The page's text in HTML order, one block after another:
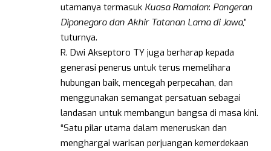
utamanya termasuk Kuasa Ramalan: Pangeran
Diponegoro dan Akhir Tatanan Lama di Jawa,”
tuturnya.
R. Dwi Akseptoro TY juga berharap kepada
generasi penerus untuk terus memelihara
hubungan baik, mencegah perpecahan, dan
menggunakan semangat persatuan sebagai
landasan untuk membangun bangsa di masa kini.
“Satu pilar utama dalam meneruskan dan
menghargai warisan perjuangan kemerdekaan